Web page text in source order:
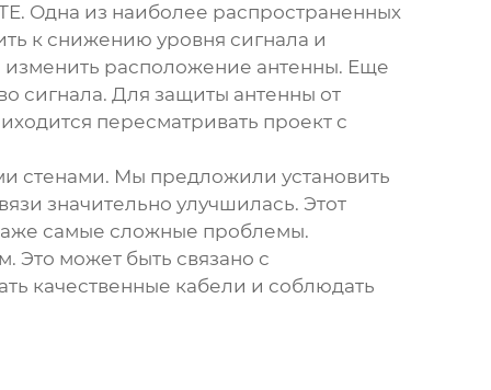
. Одна из наиболее распространенных
к снижению уровня сигнала и
расположение антенны. Еще
сигнала. Для защиты антенны от
пересматривать проект с
стенами. Мы предложили установить
значительно улучшилась. Этот
самые сложные проблемы.
Это может быть связано с
качественные кабели и соблюдать